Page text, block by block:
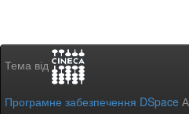
Тема від
Програмне забезпечення DSpace